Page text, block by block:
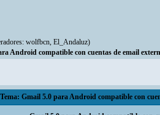
wolfbcn, El_Andaluz)
Android compatible con cuentas de email
Tema: Gmail 5.0 para Android compatible con